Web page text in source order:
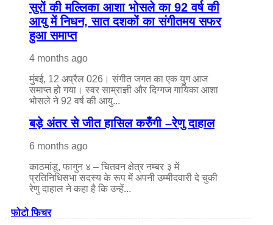
सुरों की मल्लिका आशा भोसले का 92 वर्ष की
आयु में निधन, सात दशकों का संगीतमय सफर
हुआ समाप्त
4 months ago
मुंबई, 12 अप्रैल 026। संगीत जगत का एक युग आज
समाप्त हो गया। स्वर साम्राज्ञी और दिग्गज गायिका आशा
भोसले ने 92 वर्ष की आयु...
बड़े अंतर से जीत हासिल करुँंगी –रेणु दाहाल
6 months ago
काठमांडू, फागुन ४ – चितवन क्षेत्र नम्बर ३ में
प्रतिनिधिसभा सदस्य के रूप में अपनी उम्मीदवारी दे चुकी
रेणु दाहाल ने कहा है कि उन्हें...
फोटो फिचर